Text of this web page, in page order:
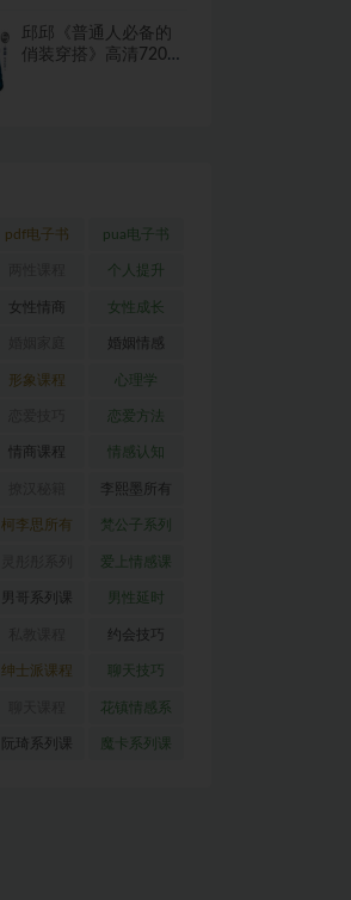
邱邱《普通人必备的
俏装穿搭》高清720网
pdf电子书 pua电子书
(317)
(194)
个人提升
(27)
女性情商 女性成长
(39)
(56)
婚姻情感
(30)
形象课程 心理学
(128)
(92)
恋爱方法
(88)
情商课程 情感认知
(22)
(31)
李熙墨所有
课程(24)
柯李思所有 梵公子系列
(31)
(26)
爱上情感课
程(34)
男哥系列课 男性延时
(26)
(80)
约会技巧
(41)
绅士派课程 聊天技巧
(155)
(171)
花镇情感系
列 (35)
阮琦系列课 魔卡系列课